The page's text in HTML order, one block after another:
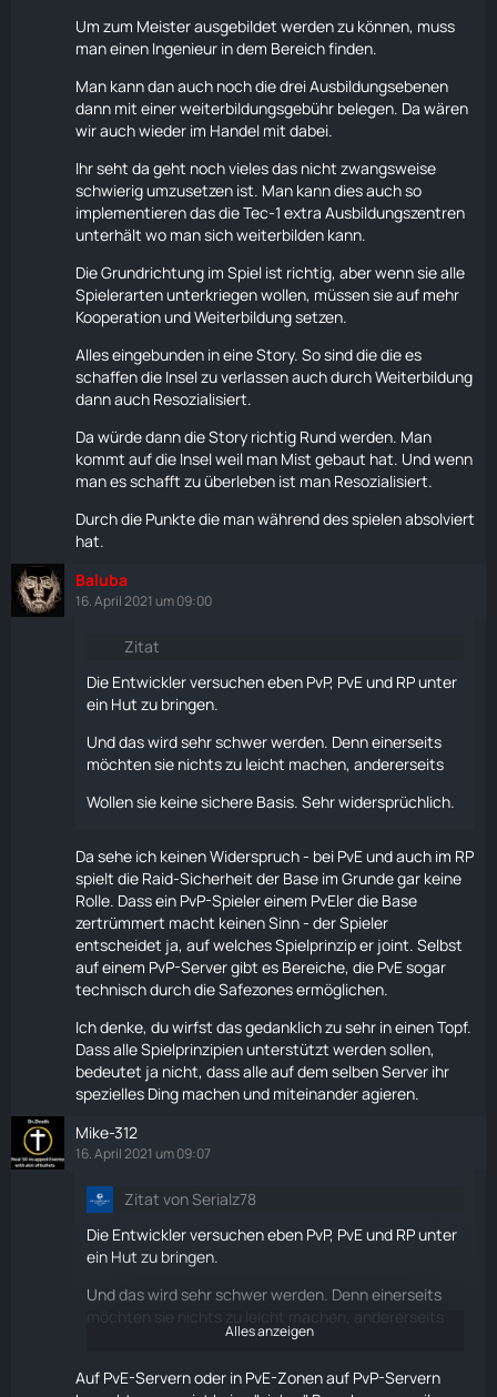
Um zum Meister ausgebildet werden zu können, muss
man einen Ingenieur in dem Bereich finden.
Man kann dan auch noch die drei Ausbildungsebenen
dann mit einer weiterbildungsgebühr belegen. Da wären
wir auch wieder im Handel mit dabei.
Ihr seht da geht noch vieles das nicht zwangsweise
schwierig umzusetzen ist. Man kann dies auch so
implementieren das die Tec-1 extra Ausbildungszentren
unterhält wo man sich weiterbilden kann.
Die Grundrichtung im Spiel ist richtig, aber wenn sie alle
Spielerarten unterkriegen wollen, müssen sie auf mehr
Kooperation und Weiterbildung setzen.
Alles eingebunden in eineStory. So sind die die es
schaffen die Insel zu verlassen auch durch Weiterbildung
dann auch Resozialisiert.
Da würde dann dieStory richtig Rund werden. Man
kommt auf die Insel weil man Mist gebaut hat. Und wenn
man es schafft zu überleben ist man Resozialisiert.
Durch die Punkte die man während des spielen absolviert
hat.
Baluba
16. April 2021 um 09:00
Zitat
Die Entwickler versuchen eben PvP, PvE und RP unter
ein Hut zu bringen.
Und das wird sehr schwer werden. Denn einerseits
möchten sie nichts zu leicht machen, andererseits
Wollen sie keine sichere Basis. Sehr widersprüchlich.
Da sehe ich keinen Widerspruch - bei PvE und auch im RP
spielt die Raid-Sicherheit der Base im Grunde gar keine
Rolle. Dass ein PvP-Spieler einem PvEler die Base
zertrümmert macht keinen Sinn - der Spieler
entscheidet ja, auf welches Spielprinzip er joint. Selbst
auf einem PvP-Server gibt es Bereiche, die PvE sogar
technisch durch die Safezones ermöglichen.
Ich denke, du wirfst das gedanklich zu sehr in einen Topf.
Dass alle Spielprinzipien unterstützt werden sollen,
bedeutet ja nicht, dass alle auf dem selben Server ihr
spezielles Ding machen und miteinander agieren.
Mike-312
16. April 2021 um 09:07
Zitat von Serialz78
Die Entwickler versuchen eben PvP, PvE und RP unter
ein Hut zu bringen.
Und das wird sehr schwer werden. Denn einerseits
Aber der PvE Spieler ist gerne bereit lange und hart zu
Alles anzeigen
Auf PvE-Servern oder in PvE-Zonen auf PvP-Servern